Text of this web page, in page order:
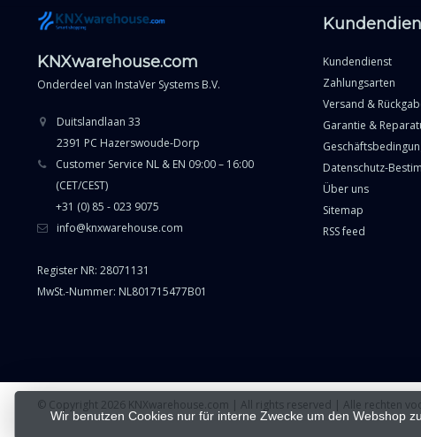
KNXwarehouse.com
Onderdeel van InstaVer Systems B.V.
Duitslandlaan 33
2391 PC Hazerswoude-Dorp
Customer Service NL & EN 09:00 – 16:00
(CET/CEST)
+31 (0) 85 - 023 9075
info@knxwarehouse.com
Register NR: 28071131
MwSt.-Nummer: NL801715477B01
Kundendienst
Zahlungsarten
Versand &
Garantie &
Datenschutz-
Über uns
Sitemap
RSS feed
Wir benutzen Cookies nur für interne Zwecke um den Webshop
© Copyright 2026 KNXwarehouse.com | All rights reserved | Alle rechten